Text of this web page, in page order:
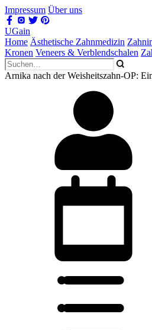
Impressum Über uns
UGain
Home Ästhetische Zahnmedizin
Kronen Veneers & Verblendschalen
Arnika nach der Weisheitszahn-OP: